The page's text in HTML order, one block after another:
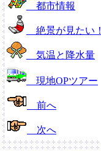
都市情報
絶景が見たい！
気温と降水量
現地OPツアー
前へ
次へ